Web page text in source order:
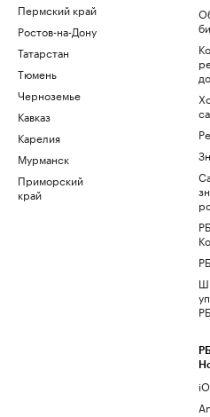
Пермский край
Ростов-на-Дону
Татарстан
Тюмень
Черноземье
Кавказ
Карелия
Мурманск
Приморский
край